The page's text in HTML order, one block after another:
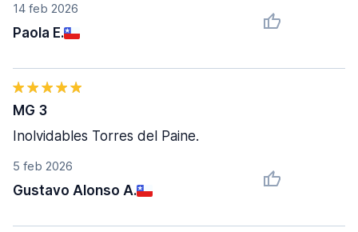
14 feb 2026
Paola E.
5 feb 2026
Gustavo Alonso A.
MG 3
Inolvidables Torres del Paine.